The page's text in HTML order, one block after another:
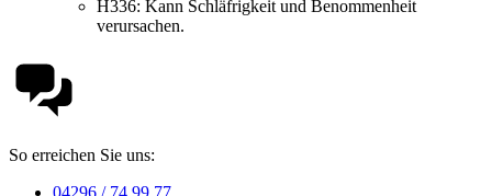
H336: Kann Schläfrigkeit und Benommenheit
verursachen.
So erreichen Sie uns:
04296 / 74 99 77